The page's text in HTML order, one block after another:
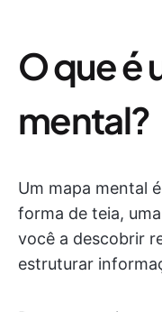
O que é
mental?
Um mapa mental
forma de teia,
você a descobrir
estruturar